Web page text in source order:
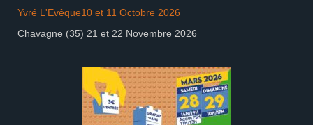
Yvré L'Evêque10 et 11 Octobre 2026
Chavagne (35) 21 et 22 Novembre 2026